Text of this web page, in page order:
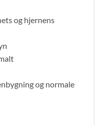
og hjernens
og normale